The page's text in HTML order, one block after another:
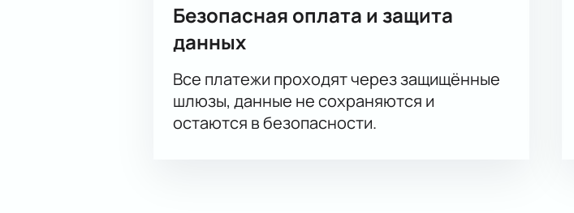
Безопасная оплата и защита
данных
Все платежи проходят через защищённые
шлюзы, данные не сохраняются и
остаются в безопасности.